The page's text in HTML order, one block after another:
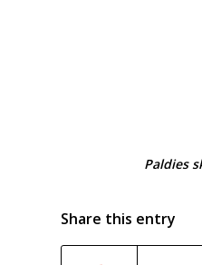
Paldies
Share this entry